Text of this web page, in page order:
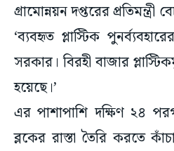
গ্রামোন্নয়ন দপ্তরের প্রতিমন্ত্রী
‘ব্যবহৃত প্লাস্টিক
সরকার। বিরহী বাজার
হয়েছে।’
এর পাশাপাশি দক্ষিণ ২৪
ব্লকের রাস্তা তৈরি করতে